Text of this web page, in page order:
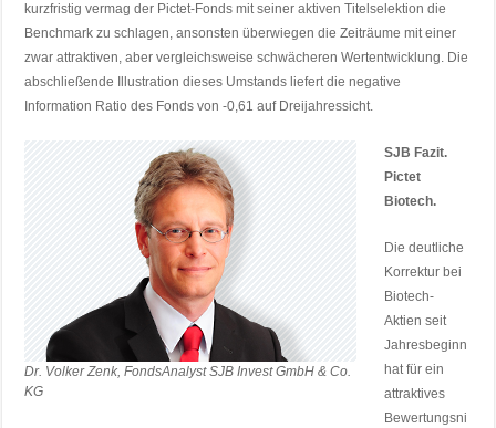
kurzfristig vermag der Pictet-Fonds mit seiner aktiven Titelselektion die
Benchmark zu schlagen, ansonsten überwiegen die Zeiträume mit einer
zwar attraktiven, aber vergleichsweise schwächeren Wertentwicklung. Die
abschließende Illustration dieses Umstands liefert die negative
Information Ratio des Fonds von -0,61 auf Dreijahressicht.
Dr. Volker Zenk, FondsAnalyst SJB Invest GmbH & Co.
KG
SJB Fazit.
Pictet
Biotech.
Die deutliche
Korrektur bei
Biotech-
Aktien seit
Jahresbeginn
hat für ein
attraktives
Bewertungsni